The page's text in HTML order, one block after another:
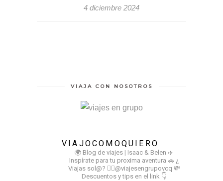
4 diciembre 2024
VIAJA CON NOSOTROS
VIAJOCOMOQUIERO
🌍 Blog de viajes | Isaac & Belen ✈️
Inspírate para tu proxima aventura 🚗 ¿
Viajas sol@? 👉🏻@viajesengrupovcq 💸
Descuentos y tips en el link 👇